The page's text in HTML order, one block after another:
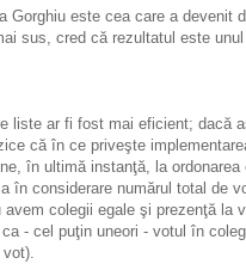
Gorghiu este cea care a devenit
sus, cred că rezultatul este
liste ar fi fost mai eficient; dacă
că în ce priveşte
în ultimă instanţă, la ordonarea
în considerare numărul total de
colegii egale şi prezenţă la
- cel puţin uneori - votul în